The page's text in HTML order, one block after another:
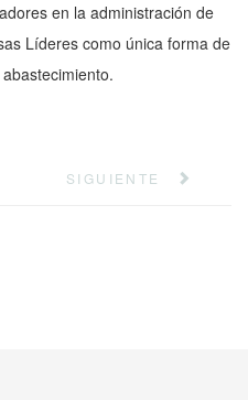
en la administración de
Líderes como única forma de
SIGUIENTE